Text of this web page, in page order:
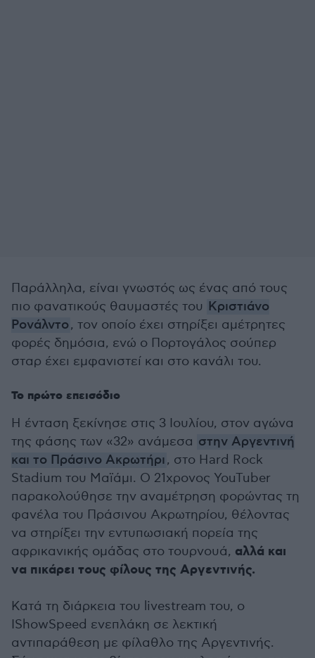
Παράλληλα, είναι γνωστός ως ένας από τους
πιο φανατικούς θαυμαστές του Κριστιάνο
Ρονάλντο, τον οποίο έχει στηρίξει αμέτρητες
φορές δημόσια, ενώ ο Πορτογάλος σούπερ
σταρ έχει εμφανιστεί και στο κανάλι του.
Το πρώτο επεισόδιο
Η ένταση ξεκίνησε στις 3 Ιουλίου, στον αγώνα
της φάσης των «32» ανάμεσα στην Αργεντινή
και το Πράσινο Ακρωτήρι, στο Hard Rock
Stadium του Μαϊάμι. Ο 21χρονος YouTuber
παρακολούθησε την αναμέτρηση φορώντας τη
φανέλα του Πράσινου Ακρωτηρίου, θέλοντας
να στηρίξει την εντυπωσιακή πορεία της
αφρικανικής ομάδας στο τουρνουά, αλλά και
να πικάρει τους φίλους της Αργεντινής.
Κατά τη διάρκεια του livestream του, ο
IShowSpeed ενεπλάκη σε λεκτική
αντιπαράθεση με φίλαθλο της Αργεντινής.